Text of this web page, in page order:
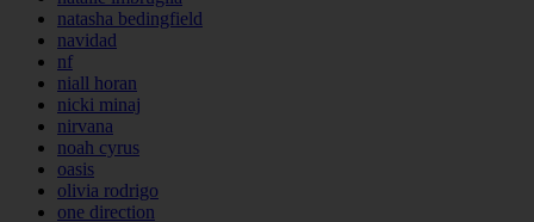
natasha bedingfield
navidad
nf
niall horan
nicki minaj
nirvana
noah cyrus
oasis
olivia rodrigo
one direction